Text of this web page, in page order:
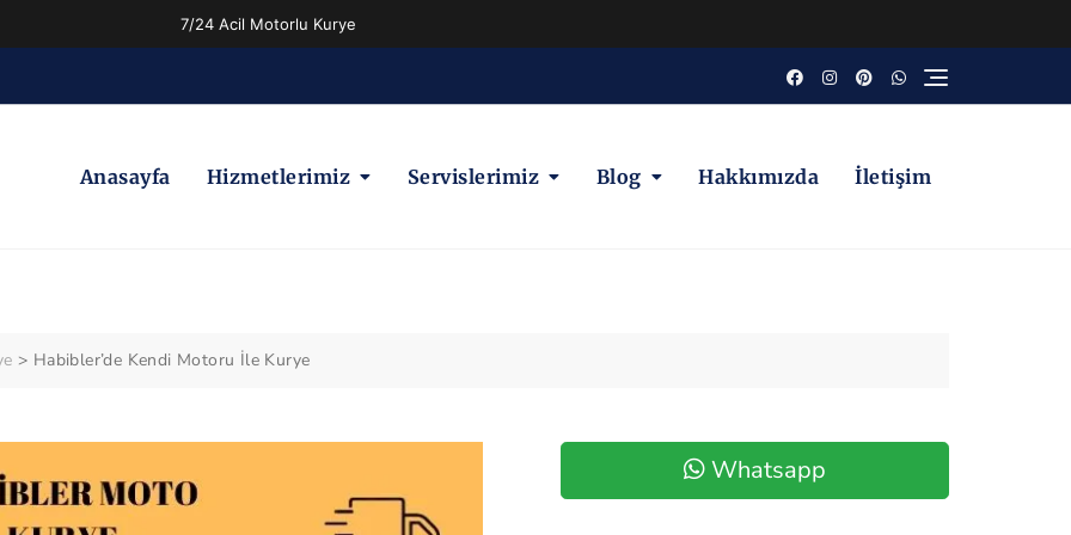
7/24 Acil Motorlu Kurye
Anasayfa Hizmetlerimiz Servislerimiz Blog Hakkımızda İletişim
> Habibler’de Kendi Motoru İle Kurye
Whatsapp